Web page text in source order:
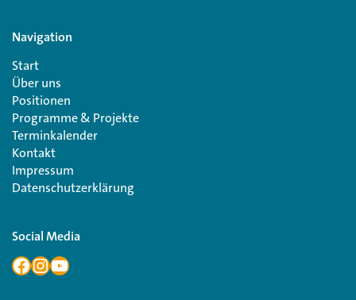
Navigation
Start
Über uns
Positionen
Programme & Projekte
Terminkalender
Kontakt
Impressum
Datenschutzerklärung
Social Media